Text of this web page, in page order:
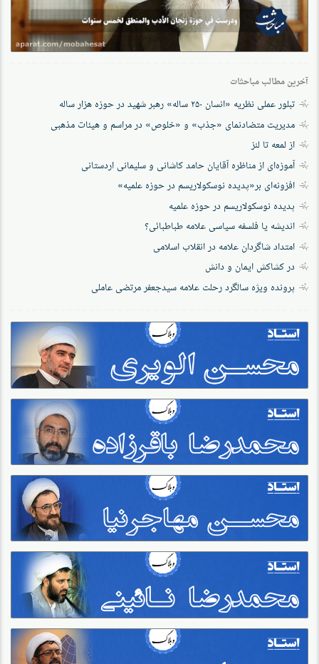
آخرین مطالب مباحثات
تبلور عملی نظریه «انسان ۲۵۰ ساله» رهبر شهید در حوزه هزار ساله
مدیریت متضادنمای «جذب» و «خلوص» در مراسم و هیئات مذهبی
از لمعه تا لنز
آموزه‌ای از مناظره آقایان حامد کاشانی و سلیمانی اردستانی
افزونه‌ای بر«پدیده نوسکولاریسم در حوزه‌ علمیه»
پدیده نوسکولاریسم در حوزه علمیه
اندیشه یا فلسفه سیاسی علامه طباطبائی؟
امتداد شاگردان علامه در انقلاب اسلامی
در کشاکش ایمان و دانش
پرونده‌ ویژه سالگرد رحلت علامه سیدجعفر مرتضی عاملی